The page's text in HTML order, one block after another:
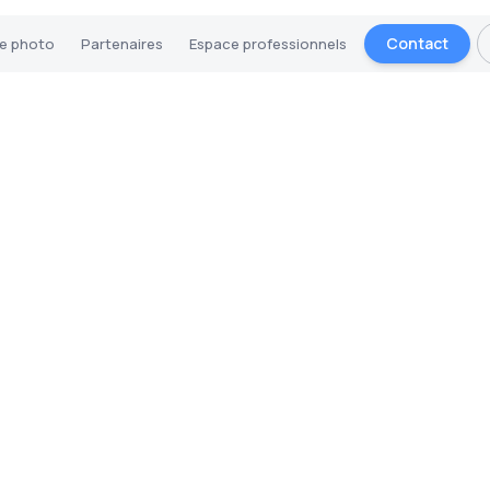
photo Partenaires Espace professionnels Contact